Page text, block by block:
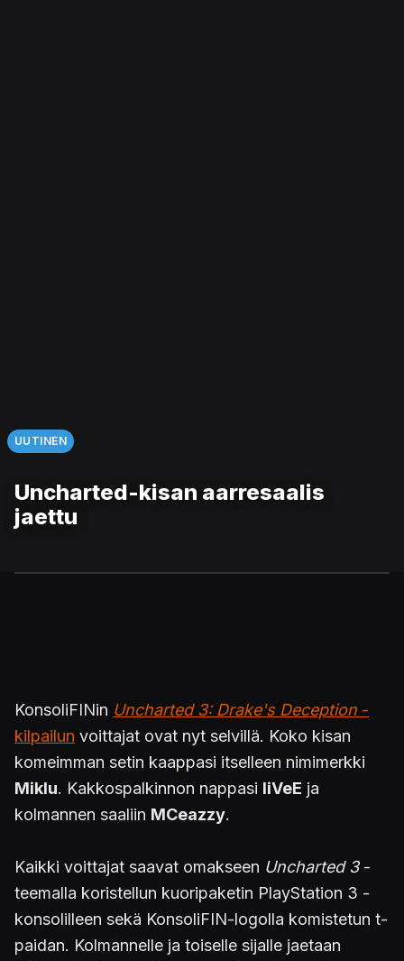
UUTINEN
Uncharted-kisan aarresaalis
jaettu
KonsoliFINin Uncharted 3: Drake's Deception -
kilpailun voittajat ovat nyt selvillä. Koko kisan
komeimman setin kaappasi itselleen nimimerkki
Miklu. Kakkospalkinnon nappasi IiVeE ja
kolmannen saaliin MCeazzy.
Kaikki voittajat saavat omakseen Uncharted 3-
teemalla koristellun kuoripaketin PlayStation 3 -
konsolilleen sekä KonsoliFIN-logolla komistetun t-
paidan. Kolmannelle ja toiselle sijalle jaetaan